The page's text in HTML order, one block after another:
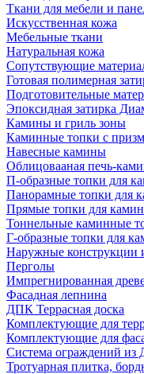
Ткани для мебели и
Искусственная кожа
Мебельные ткани
Натуральная кожа
Сопутствующие
Готовая полимерная
Подготовительные
Эпоксидная затирка
Камины и гриль зоны
Каминные топки с
Навесные камины
Облицовааная печь-
П-образные топки для
Панорамные топки для
Прямые топки для
Тоннельные каминные
Г-образные топки для
Наружные конструкции
Перголы
Импрегнированная
Фасадная лепнина
ДПК Террасная доска
Комплектующие для
Комплектующие для
Система ограждений
Тротуарная плитка,